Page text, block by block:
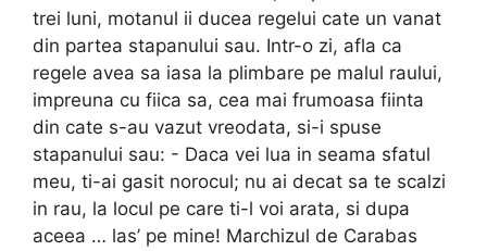
trei luni, motanul ii ducea regelui cate un vanat
din partea stapanului sau. Intr-o zi, afla ca
regele avea sa iasa la plimbare pe malul raului,
impreuna cu fiica sa, cea mai frumoasa fiinta
din cate s-au vazut vreodata, si-i spuse
stapanului sau: - Daca vei lua in seama sfatul
meu, ti-ai gasit norocul; nu ai decat sa te scalzi
in rau, la locul pe care ti-l voi arata, si dupa
aceea … las’ pe mine! Marchizul de Carabas